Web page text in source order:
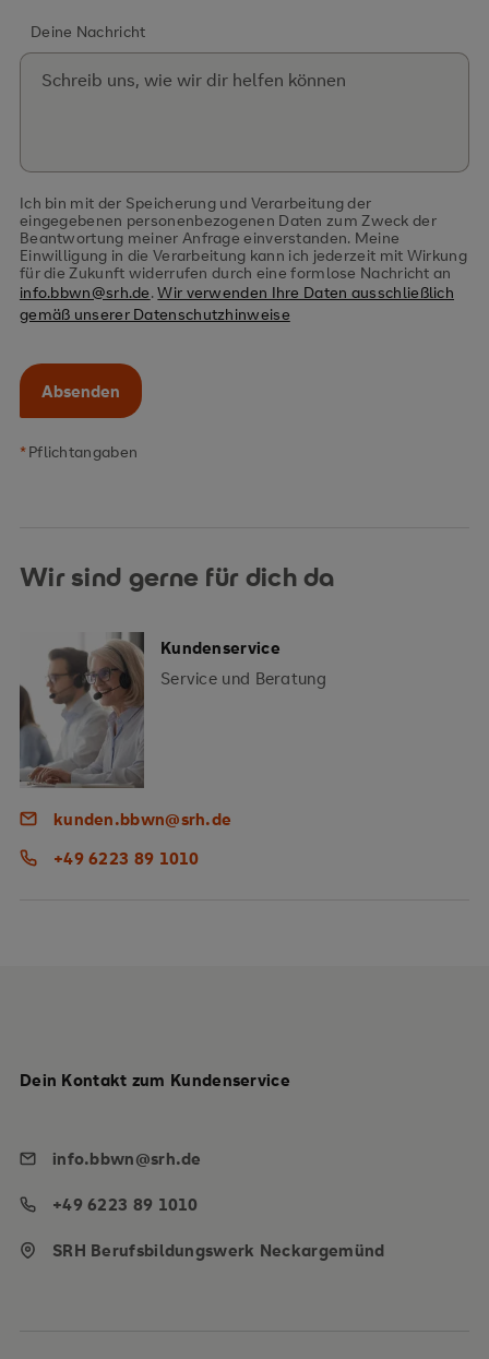
Deine Nachricht
Ich bin mit der Speicherung und Verarbeitung der
eingegebenen personenbezogenen Daten zum Zweck der
Beantwortung meiner Anfrage einverstanden. Meine
Einwilligung in die Verarbeitung kann ich jederzeit mit Wirkung
für die Zukunft widerrufen durch eine formlose Nachricht an
info.bbwn@srh.de.Wir verwenden Ihre Daten ausschließlich
gemäß unserer Datenschutzhinweise
Absenden
Wir sind gerne für dich da
Kundenservice
Service und Beratung
kunden.bbwn@srh.de
+49 6223 89 1010
Dein Kontakt zum Kundenservice
info.bbwn@srh.de
+49 6223 89 1010
SRH Berufsbildungswerk Neckargemünd